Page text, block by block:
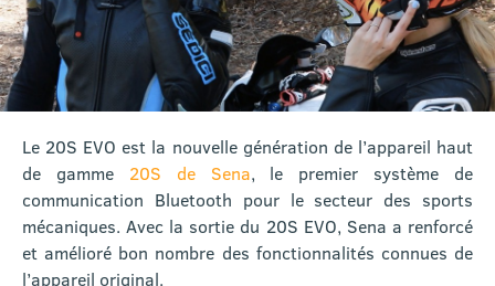
Le 20S EVO est la nouvelle génération de l’appareil haut
de gamme 20S de Sena, le premier système de
communication Bluetooth pour le secteur des sports
mécaniques. Avec la sortie du 20S EVO, Sena a renforcé
et amélioré bon nombre des fonctionnalités connues de
l’appareil original.